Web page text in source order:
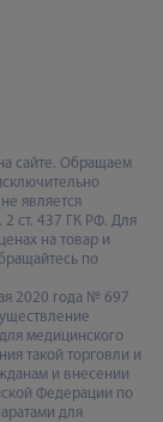
сайте. Обращаем
является
ст. 437 ГК РФ. Для
на товар и
по
2020 года № 697
медицинского
такой торговли и
и внесении
Федерации по
для